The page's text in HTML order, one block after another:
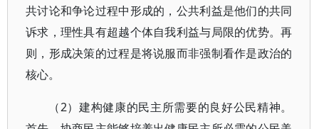
共讨论和争论过程中形成的，公共利益是他们的共同
诉求，理性具有超越个体自我利益与局限的优势。再
则，形成决策的过程是将说服而非强制看作是政治的
核心。
（2）建构健康的民主所需要的良好公民精神。